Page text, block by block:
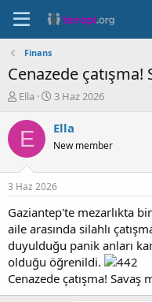
Finans
Cenazede çatışma!
K
n
b
u
u
b
a
ş
l
a
t
a
n
Ella
B
ş
a
g
ı
ç
t
a
r
i
h
i
3 Haz 2026
E Ella
New member
3 Haz 2026
Gaziantep'te mezarlıkta
aile arasında silahlı
duyulduğu panik anları
olduğu öğrenildi.
Cenazede çatışma! Savaş